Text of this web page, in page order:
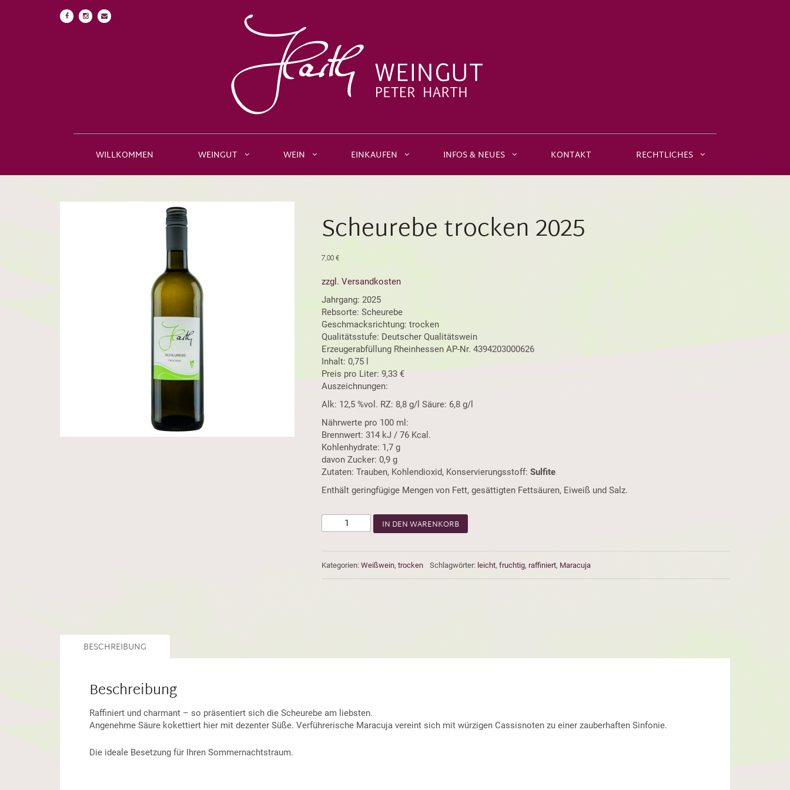
WILLKOMMEN WEINGUT WEIN EINKAUFEN INFOS & NEUES KONTAKT RECHTLICHES
Scheurebe trocken 2025
7,00€
zzgl. Versandkosten
Jahrgang: 2025
Rebsorte: Scheurebe
Geschmacksrichtung: trocken
Qualitätsstufe: Deutscher Qualitätswein
Erzeugerabfüllung Rheinhessen AP-Nr. 4394203000626
Inhalt: 0,75 l
Preis pro Liter: 9,33 €
Auszeichnungen:
Alk: 12,5 %vol. RZ: 8,8 g/l Säure: 6,8 g/l
Nährwerte pro 100 ml:
Brennwert: 314 kJ / 76 Kcal.
Kohlenhydrate: 1,7 g
davon Zucker: 0,9 g
Zutaten: Trauben, Kohlendioxid, Konservierungsstoff: Sulfite
Enthält geringfügige Mengen von Fett, gesättigten Fettsäuren, Eiweiß und Salz.
IN DEN WARENKORB
Kategorien: Weißwein, trocken Schlagwörter: leicht, fruchtig, raffiniert, Maracuja
BESCHREIBUNG
Beschreibung
Raffiniert und charmant – so präsentiert sich die Scheurebe am liebsten.
Angenehme Säure kokettiert hier mit dezenter Süße. Verführerische Maracuja vereint sich mit würzigen Cassisnoten zu einer zauberhaften Sinfonie.
Die ideale Besetzung für Ihren Sommernachtstraum.